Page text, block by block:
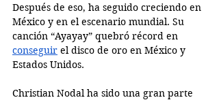
Después de eso, ha seguido creciendo en
México y en el escenario mundial. Su
canción “Ayayay” quebró récord en
conseguir el disco de oro en México y
Estados Unidos.
Christian Nodal ha sido una gran parte